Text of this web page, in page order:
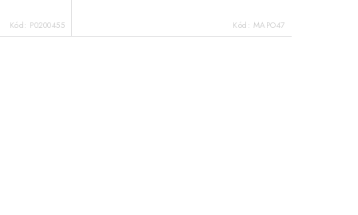
Kód: P0200455 Kód: MAPO47